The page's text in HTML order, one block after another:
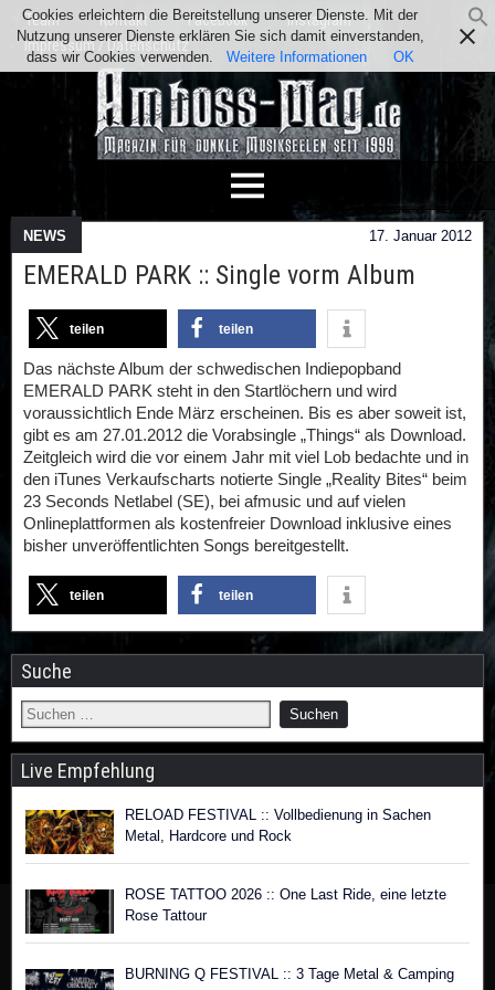
Team Kontakt Facebook
Instagram
Impressum / Datenschutz
NEWS 17. Januar 2012
EMERALD PARK :: Single vorm Album
teilen teilen
Das nächste Album der schwedischen Indiepopband
EMERALD PARK steht in den Startlöchern und wird
voraussichtlich Ende März erscheinen. Bis es aber soweit ist,
gibt es am 27.01.2012 die Vorabsingle „Things“ als Download.
Zeitgleich wird die vor einem Jahr mit viel Lob bedachte und in
den iTunes Verkaufscharts notierte Single „Reality Bites“ beim
23 Seconds Netlabel (SE), bei afmusic und auf vielen
Onlineplattformen als kostenfreier Download inklusive eines
bisher unveröffentlichten Songs bereitgestellt.
teilen teilen
Suche
Live Empfehlung
RELOAD FESTIVAL :: Vollbedienung in Sachen
Metal, Hardcore und Rock
ROSE TATTOO 2026 :: One Last Ride, eine letzte
Rose Tattour
BURNING Q FESTIVAL :: 3 Tage Metal & Camping
Cookies erleichtern die Bereitstellung unserer Dienste. Mit der
Nutzung unserer Dienste erklären Sie sich damit einverstanden,
dass wir Cookies verwenden.
Weitere Informationen OK